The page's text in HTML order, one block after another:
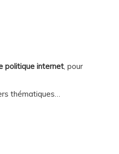
politique internet, pour
thématiques…